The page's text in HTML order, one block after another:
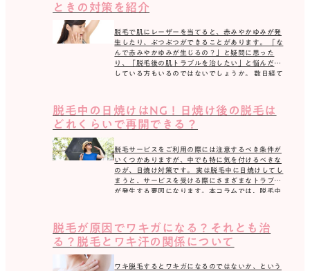
法人概要 プライバシーポリシー
サイトマップ
エミナルクリニックメンズ（男性医療脱毛）
ときの対策を紹介
脱毛で肌にレーザーを当てると、赤みやかゆみが発
生したり、ぶつぶつができることがあります。 「な
んで赤みやかゆみが生じるの？」と疑問に思った
り、「脱毛後の肌トラブルを治したい」と悩んだり
している方もいるのではないでしょうか。 数日経て
脱毛中の日焼けはNG！日焼け後の脱毛は
どれくらいで再開できる？
脱毛サービスをご利用の際には注意するべき条件が
いくつかありますが、中でも特に気を付けるべきな
のが、日焼け対策です。 実は脱毛中に日焼けしてし
まうと、サービスを受ける際にさまざまなトラブル
が発生する要因になります。本コラムでは、脱毛中
脱毛が原因でワキガになる？それとも治
る？脱毛とワキ汗の関係について
ワキ脱毛するとワキガになるのではないか、という